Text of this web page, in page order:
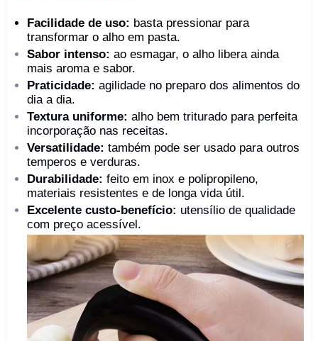
Facilidade de uso: basta pressionar para
transformar o alho em pasta.
Sabor intenso: ao esmagar, o alho libera ainda
mais aroma e sabor.
Praticidade: agilidade no preparo dos alimentos do
dia a dia.
Textura uniforme: alho bem triturado para perfeita
incorporação nas receitas.
Versatilidade: também pode ser usado para outros
temperos e verduras.
Durabilidade: feito em inox e polipropileno,
materiais resistentes e de longa vida útil.
Excelente custo-benefício: utensílio de qualidade
com preço acessível.